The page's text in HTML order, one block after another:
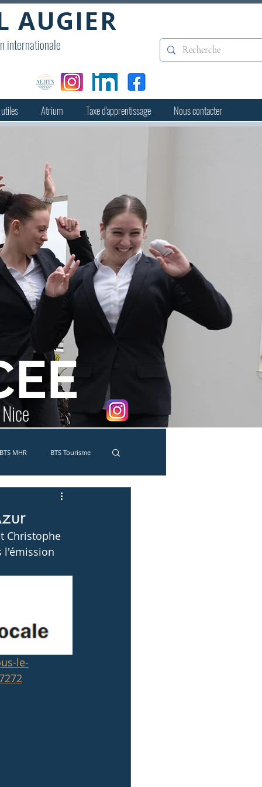
AUGIER
internationale
Atrium Taxe d'apprentissage Nous contacter
BTS MHR BTS Tourisme
MC Traiteur
Christophe
l'émission
le-